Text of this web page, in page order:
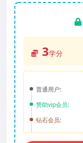
3学分
普通用户:
赞助vip会员:
钻石会员: